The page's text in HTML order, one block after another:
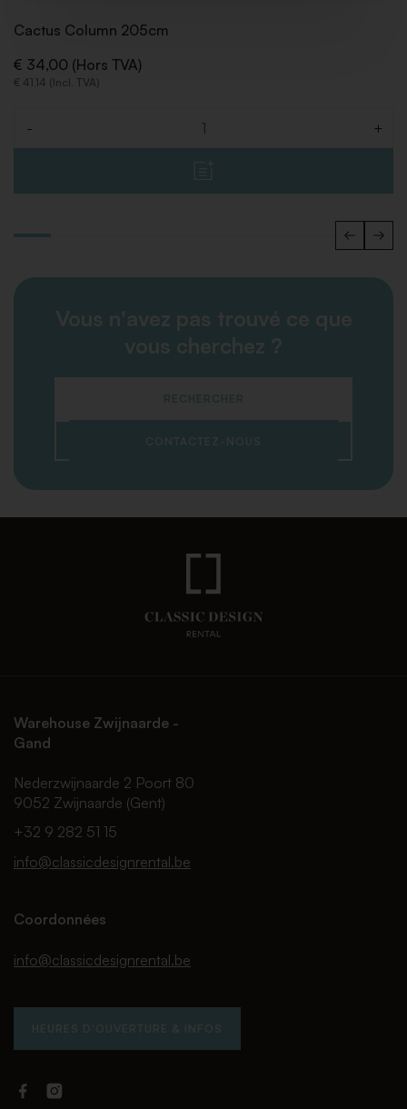
Cactus Column 205cm
€ 34,00 (Hors TVA)
€ 41,14 (Incl. TVA)
- +
Vous n'avez pas trouvé ce que
vous cherchez ?
RECHERCHER
CONTACTEZ-NOUS
Warehouse Zwijnaarde -
Gand
Nederzwijnaarde 2 Poort 80
9052 Zwijnaarde (Gent)
+32 9 282 51 15
info@classicdesignrental.be
Coordonnées
info@classicdesignrental.be
HEURES D'OUVERTURE & INFOS
FacebookInstagram